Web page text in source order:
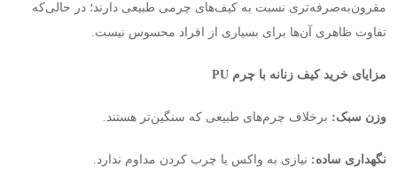
مقرون‌به‌صرفه‌تری نسبت به کیف‌های چرمی طبیعی دارند؛ در حالی‌که
تفاوت ظاهری آن‌ها برای بسیاری از افراد محسوس نیست.
مزایای خرید کیف زنانه با چرم PU
وزن سبک: برخلاف چرم‌های طبیعی که سنگین‌تر هستند.
نگهداری ساده: نیازی به واکس یا چرب کردن مداوم ندارد.